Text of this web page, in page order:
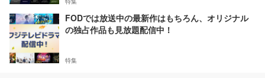
FODでは放送中の最新作はもちろん、オリジナル
の独占作品も見放題配信中！
特集